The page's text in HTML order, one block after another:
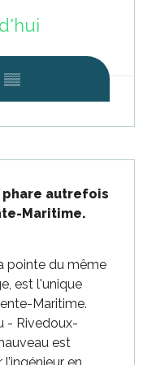
▒▒
phare autrefois
Maritime.
pointe du même
est l'unique
Maritime.
- Rivedoux-
est